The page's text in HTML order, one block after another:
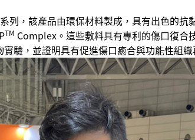
列，該產品由環保材料製成，具有出色的
TM Complex。這些敷料具有專利的傷口復合
驗，並證明具有促進傷口癒合與功能性組織